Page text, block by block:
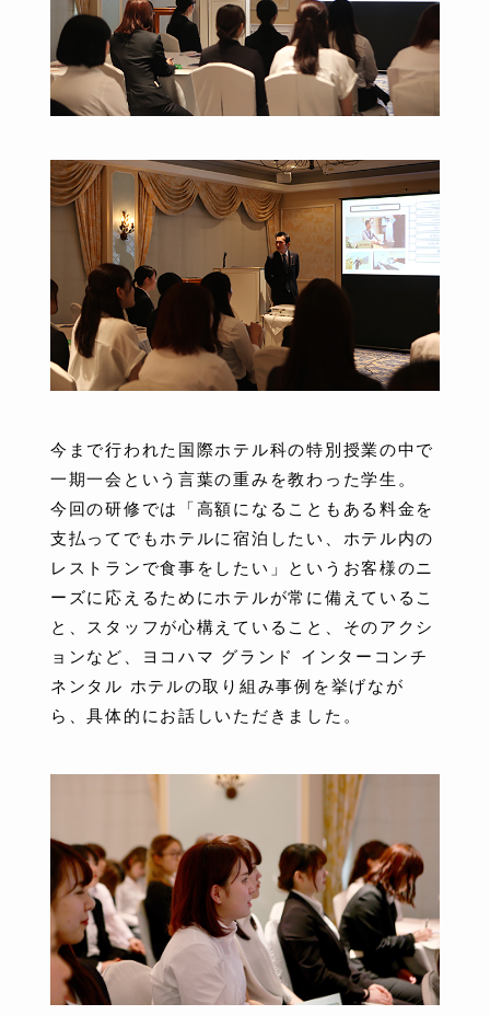
今まで行われた国際ホテル科の特別授業の中で
一期一会という言葉の重みを教わった学生。
今回の研修では「高額になることもある料金を
支払ってでもホテルに宿泊したい、ホテル内の
レストランで食事をしたい」というお客様のニ
ーズに応えるためにホテルが常に備えているこ
と、スタッフが心構えていること、そのアクシ
ョンなど、ヨコハマ グランド インターコンチ
ネンタル ホテルの取り組み事例を挙げなが
ら、具体的にお話しいただきました。